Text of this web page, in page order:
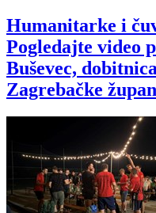
Humanitarke i
Pogledajte video
Buševec,
Zagrebačke